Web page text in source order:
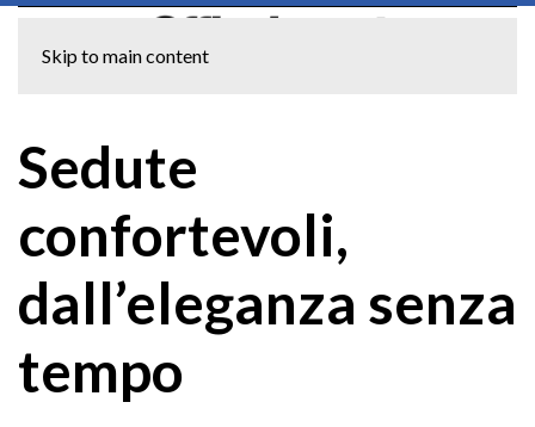
Skip to main content
Sedute
confortevoli,
dall’eleganza senza
tempo